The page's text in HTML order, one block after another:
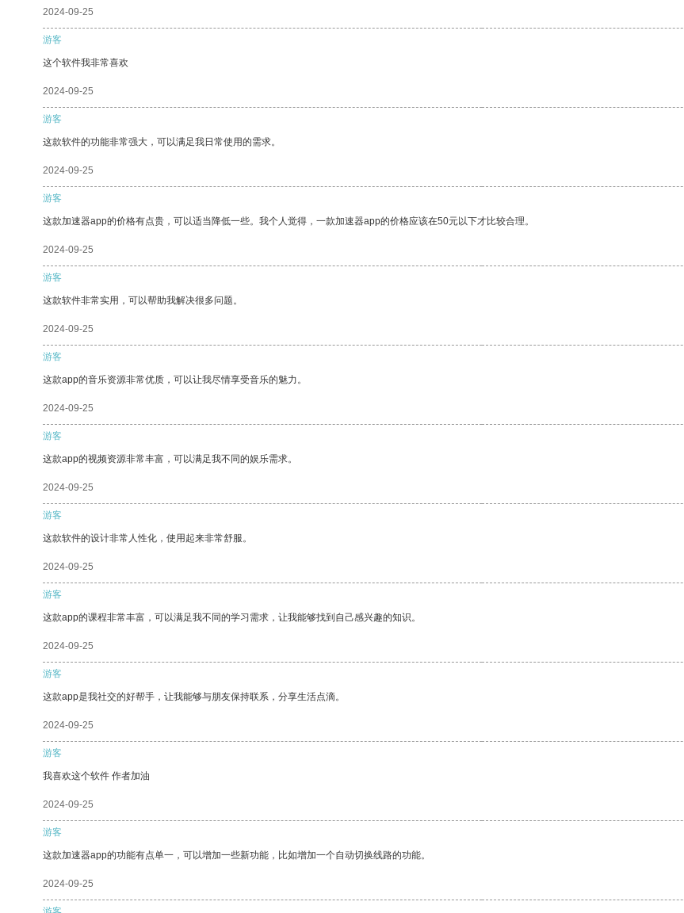
2024-09-25
游客
这个软件我非常喜欢
2024-09-25
游客
这款软件的功能非常强大，可以满足我日常使用的需求。
2024-09-25
游客
这款加速器app的价格有点贵，可以适当降低一些。我个人觉得，一款加速器app的价格应该在50元以下才比较合理。
2024-09-25
游客
这款软件非常实用，可以帮助我解决很多问题。
2024-09-25
游客
这款app的音乐资源非常优质，可以让我尽情享受音乐的魅力。
2024-09-25
游客
这款app的视频资源非常丰富，可以满足我不同的娱乐需求。
2024-09-25
游客
这款软件的设计非常人性化，使用起来非常舒服。
2024-09-25
游客
这款app的课程非常丰富，可以满足我不同的学习需求，让我能够找到自己感兴趣的知识。
2024-09-25
游客
这款app是我社交的好帮手，让我能够与朋友保持联系，分享生活点滴。
2024-09-25
游客
我喜欢这个软件 作者加油
2024-09-25
游客
这款加速器app的功能有点单一，可以增加一些新功能，比如增加一个自动切换线路的功能。
2024-09-25